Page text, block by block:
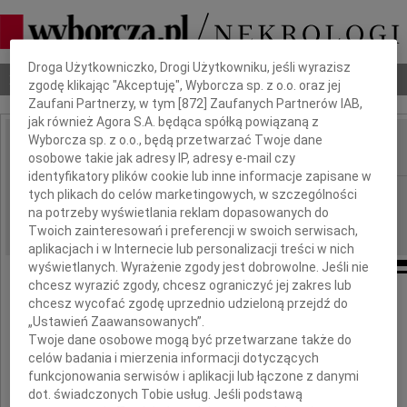
Nekrologi Odeszli Poradnik pogrzebowy
IMIĘ I NAZWISKO:
REGION: Wrocław
DATA EMISJI: 14.05.2010
Wyrazy głębokiego współczucia
naszemu Koledze
Tomaszowi Zalewie
Dbamy o Twoją prywatność
Droga Użytkowniczko, Drogi Użytkowniku, jeśli wyrazisz
zgodę klikając "Akceptuję", Wyborcza sp. z o.o. oraz jej
Zaufani Partnerzy, w tym [872 ] Zaufanych Partnerów IAB,
jak również Agora S.A. będąca spółką powiązaną z
Wyborcza sp. z o.o., będą przetwarzać Twoje dane
osobowe takie jak adresy IP, adresy e-mail czy
identyfikatory plików cookie lub inne informacje zapisane w
tych plikach do celów marketingowych, w szczególności
na potrzeby wyświetlania reklam dopasowanych do
Twoich zainteresowań i preferencji w swoich serwisach,
aplikacjach i w Internecie lub personalizacji treści w nich
wyświetlanych. Wyrażenie zgody jest dobrowolne. Jeśli nie
chcesz wyrazić zgody, chcesz ograniczyć jej zakres lub
chcesz wycofać zgodę uprzednio udzieloną przejdź do
„Ustawień Zaawansowanych”.
Twoje dane osobowe mogą być przetwarzane także do
celów badania i mierzenia informacji dotyczących
funkcjonowania serwisów i aplikacji lub łączone z danymi
dot. świadczonych Tobie usług. Jeśli podstawą